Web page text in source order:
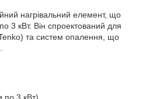
нагрівальний елемент, що
3 кВт. Він спроектований для
та систем опалення, що
по 3 кВт)